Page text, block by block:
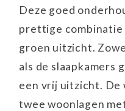
Deze goed
prettige combinatie
groen uitzicht.
als de slaapkamers
een vrij uitzicht. De
twee woonlagen